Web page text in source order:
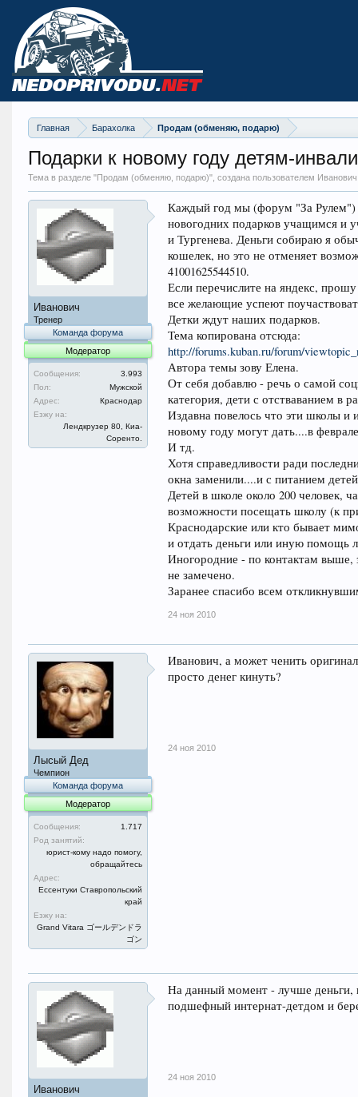
Главная Барахолка Продам (обменяю, подарю)
Подарки к новому году детям-
Тема в разделе "Продам (обменяю, подарю)", создана пользователем
Иванович
Тренер
Команда форума
Модератор
Сообщения:
3.993
Пол:
Мужской
Адрес:
Краснодар
Езжу на:
Лендкрузер 80, Киа-
Соренто.
Каждый год мы (форум "За Рулем")
новогодних подарков учащимся и
и Тургенева. Деньги собираю я
кошелек, но это не отменяет
41001625544510.
Если перечислите на яндекс,
все желающие успеют
Детки ждут наших подарков.
Тема копирована отсюда:
http://forums.kuban.ru/forum/
Автора темы зову Елена.
От себя добавлю - речь о самой
категория, дети с отстваванием в
Издавна повелось что эти школы
новому году могут дать....в
И тд.
Хотя справедливости ради
окна заменили....и с питанием
Детей в школе около 200 человек,
возможности посещать школу (к
Краснодарские или кто бывает
и отдать деньги или иную помощь
Иногородние - по контактам выше,
не замечено.
Заранее спасибо всем
24 ноя 2010
Лысый Дед
Чемпион
Команда форума
Модератор
Сообщения:
1.717
Род занятий:
юрист-кому надо помогу,
обращайтесь
Адрес:
Ессентуки Ставропольский
край
Езжу на:
Grand Vitara ゴールデンドラ
ゴン
Иванович, а может ченить
просто денег кинуть?
24 ноя 2010
Иванович
На данный момент - лучше деньги,
подшефный интернат-детдом и
24 ноя 2010